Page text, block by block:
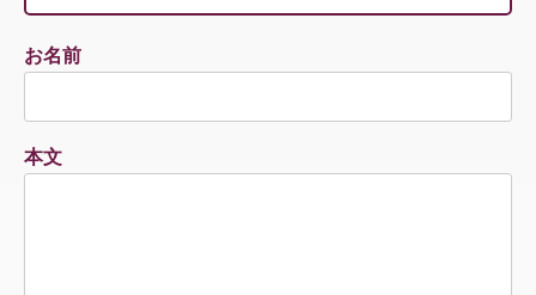
お名前
本文